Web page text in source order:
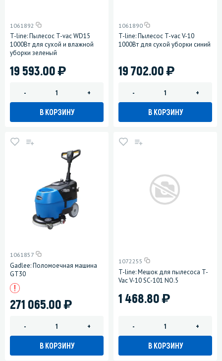
1061892
T-line: Пылесос T-vac WD15
1000Вт для сухой и влажной
уборки зеленый
19 593.00)
- +
В КОРЗИНУ
1061890
T-line: Пылесос T-vac V-10
1000Вт для сухой уборки синий
19 702.00)
- +
В КОРЗИНУ
1061857
Gadlee: Поломоечная машина
GT30
271 065.00)
- +
В КОРЗИНУ
1072255
T-line: Мешок для пылесоса T-
Vac V-10 SC-101 NO.5
1 468.80)
- +
В КОРЗИНУ